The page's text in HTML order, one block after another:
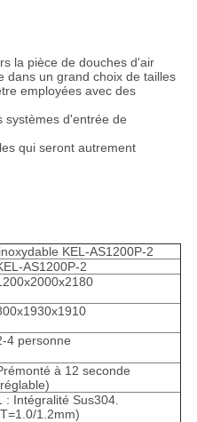
la pièce de douches d'air
dans un grand choix de tailles
employées avec des
systèmes d'entrée de
qui seront autrement
KEL-AS1200P-2
AS1200P-2
4 personne
à 12 seconde
: Intégralité Sus304.
1.2mm)